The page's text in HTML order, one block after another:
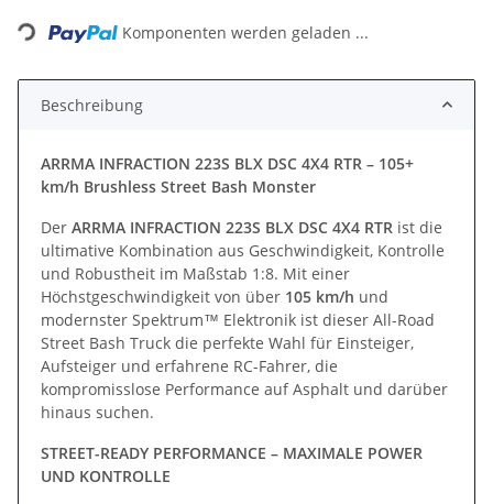
Loading... Komponenten werden geladen ...
Beschreibung
ARRMA INFRACTION 223S BLX DSC 4X4 RTR – 105+
km/h Brushless Street Bash Monster
Der ARRMA INFRACTION 223S BLX DSC 4X4 RTR ist die
ultimative Kombination aus Geschwindigkeit, Kontrolle
und Robustheit im Maßstab 1:8. Mit einer
Höchstgeschwindigkeit von über 105 km/h und
modernster Spektrum™ Elektronik ist dieser All-Road
Street Bash Truck die perfekte Wahl für Einsteiger,
Aufsteiger und erfahrene RC-Fahrer, die
kompromisslose Performance auf Asphalt und darüber
hinaus suchen.
STREET-READY PERFORMANCE – MAXIMALE POWER
UND KONTROLLE